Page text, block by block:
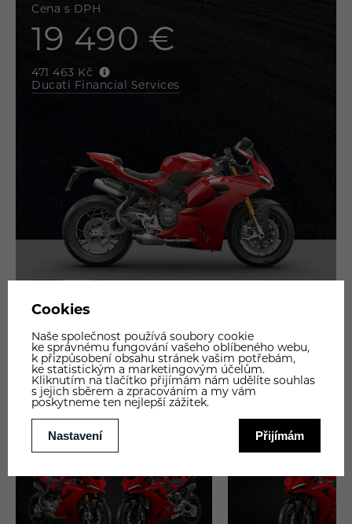
Cena s DPH
19 490 €
471 463 Kč
Ducati Financial Services
GALERIE PARAMETRY